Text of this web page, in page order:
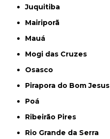
Juquitiba
Mairiporã
Mauá
Mogi das Cruzes
Osasco
Pirapora do Bom Jesus
Poá
Ribeirão Pires
Rio Grande da Serra